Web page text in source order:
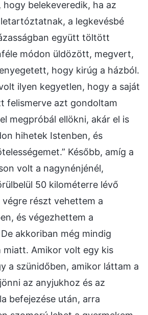
belekeveredik, ha az
a legkevésbé
együtt töltött
módon üldözött, megvert,
hogy kirúg a házból.
ilyen kegyetlen, hogy a saját
felismerve azt gondoltam
megpróbál ellökni, akár el is
hihetek Istenben, és
Később, amíg a
volt a nagynénjénél,
50 kilométerre lévő
végre részt vehettem a
és végezhettem a
akkoriban még mindig
miatt. Amikor volt egy kis
a szünidőben, amikor láttam a
az anyjukhoz és az
befejezése után, arra